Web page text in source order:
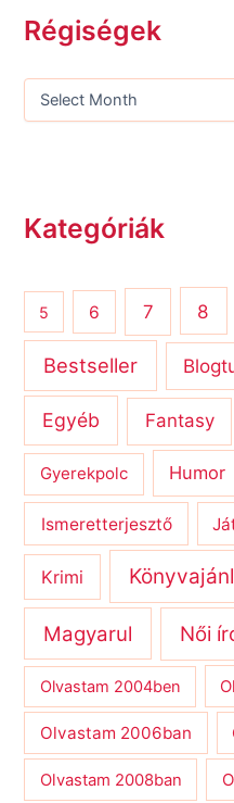
Régiségek
Kategóriák
5 6 7 8
Bestseller
Egyéb Fantasy
Gyerekpolc Humor
Ismeretterjesztő
Krimi
Magyarul Női
Olvastam 2004ben
Olvastam 2006ban
Olvastam 2008ban